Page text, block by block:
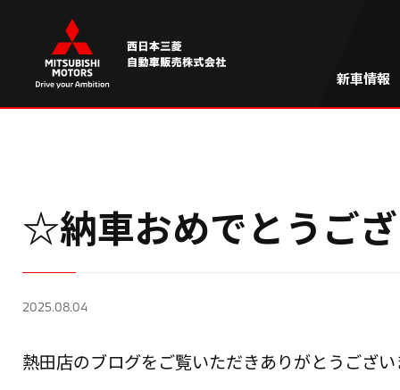
新車情報
☆納車おめでとうご
2025.08.04
熱田店のブログをご覧いただきありがとうござい